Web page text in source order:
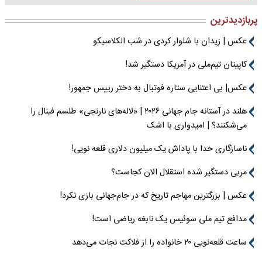
پربازدیدترین
عکس | زیدان با شلوار کردی در شب الکلاسیکو
کاپیتان تیم‌ملی در آمریکا دستگیر شد!
عکس| بی اعتنایی ستاره فوتبال به دختر رییس جمهور!
هلند در آستانه جام جهانی ۲۰۲۶ | «لاله‌های نارنجی» طلسم فینال را
می‌شکنند؟ | امیدواری با اشک
ناسازگاری خدا با پاداش یک میلیون دلاری قلعه نویی!
مربی دستگیر شده استقلال الان کجاست؟
عکس | بزرگترین مهاجم تاریخ که در جام‌جهانی بازی نکرد!
مدافع تیم ملی سوئیس یک نابغه ریاضی است!
ساعت قلعه‌نویی ۲۰ خانواده را از فلاکت نجات می‌دهد